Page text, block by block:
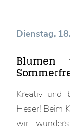
Dienstag,
Blumen
Kreativ und
Heser! Beim
wir